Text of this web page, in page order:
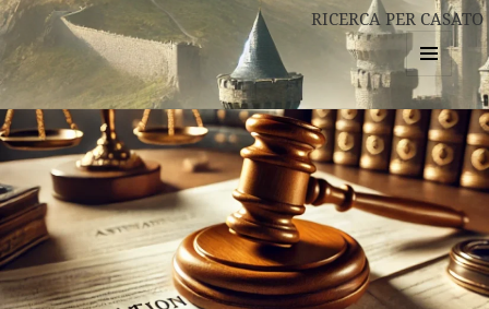
RICERCA PER CASATO
MENU
E
WIDGET